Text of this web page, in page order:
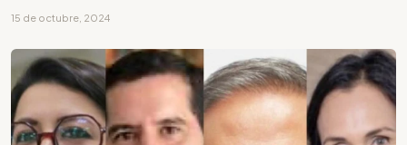
15 de octubre, 2024